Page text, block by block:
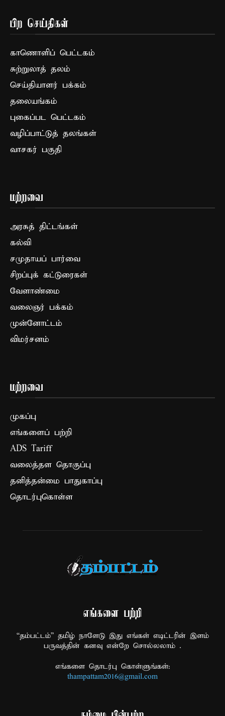
பிற செய்திகள்
காணொளிப் பெட்டகம்
சுற்றுலாத் தலம்
செய்தியாளர் பக்கம்
தலையங்கம்
புகைப்பட பெட்டகம்
வழிப்பாட்டுத் தலங்கள்
வாசகர் பகுதி
மற்றவை
அரசுத் திட்டங்கள்
கல்வி
சமுதாயப் பார்வை
சிறப்புக் கட்டுரைகள்
வேளாண்மை
வலைஞர் பக்கம்
முன்னோட்டம்
விமர்சனம்
மற்றவை
முகப்பு
எங்களைப் பற்றி
ADS Tariff
வலைத்தள தொகுப்பு
தனித்தன்மை பாதுகாப்பு
தொடர்புகொள்ள
எங்களை பற்றி
“தம்பட்டம்” தமிழ் நாளேடு இது எங்கள் எடிட்டரின் இளம்
பருவத்தின் கனவு என்றே சொல்லலாம் .
எங்களை தொடர்பு கொள்ளுங்கள்:
thampattam2016@gmail.com